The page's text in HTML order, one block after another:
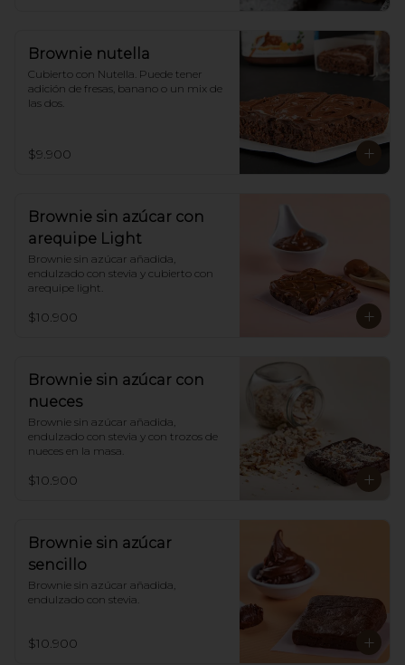
Brownie nutella
Cubierto con Nutella. Puede tener
adición de fresas, banano o un mix de
las dos.
$9.900
Brownie sin azúcar con
arequipe Light
Brownie sin azúcar añadida,
endulzado con stevia y cubierto con
arequipe light.
$10.900
Brownie sin azúcar con
nueces
Brownie sin azúcar añadida,
endulzado con stevia y con trozos de
nueces en la masa.
$10.900
Brownie sin azúcar
sencillo
Brownie sin azúcar añadida,
endulzado con stevia.
$10.900